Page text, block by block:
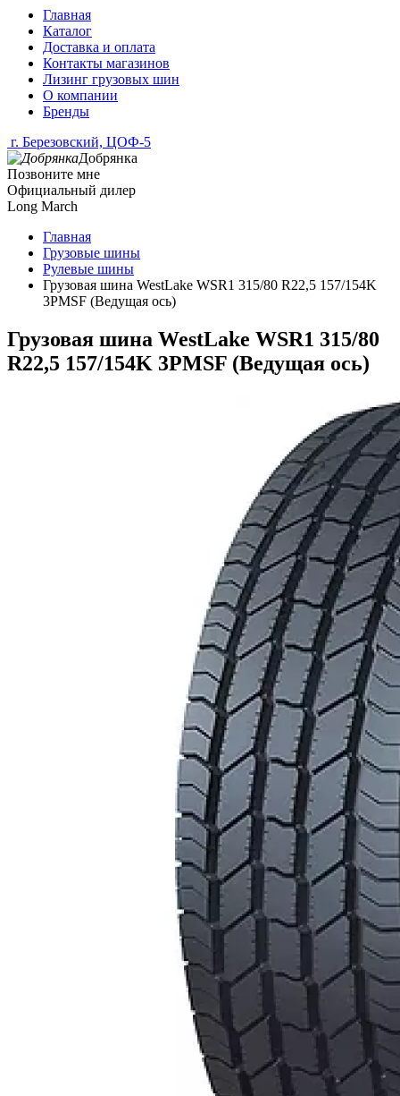
Главная
Каталог
Доставка и оплата
Контакты магазинов
Лизинг грузовых шин
О компании
Бренды
г. Березовский, ЦОФ-5
Добрянка
Позвоните мне
Официальный дилер
Long March
Главная
Грузовые шины
Рулевые шины
Грузовая шина WestLake WSR1 315/80 R22,5 157/154K
3PMSF (Ведущая ось)
Грузовая шина WestLake WSR1 315/80
R22,5 157/154K 3PMSF (Ведущая ось)